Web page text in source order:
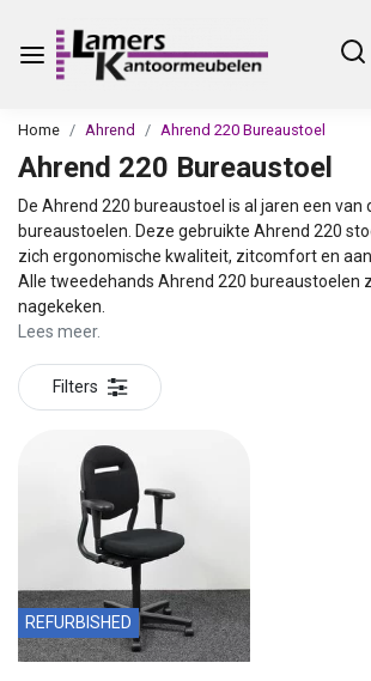
Home Ahrend Ahrend 220 Bureaustoel
Ahrend 220 Bureaustoel
De Ahrend 220 bureaustoel is al jaren een van
bureaustoelen. Deze gebruikte Ahrend 220
zich ergonomische kwaliteit, zitcomfort en
Alle tweedehands Ahrend 220 bureaustoelen
nagekeken.
Lees meer.
Filters
REFURBISHED